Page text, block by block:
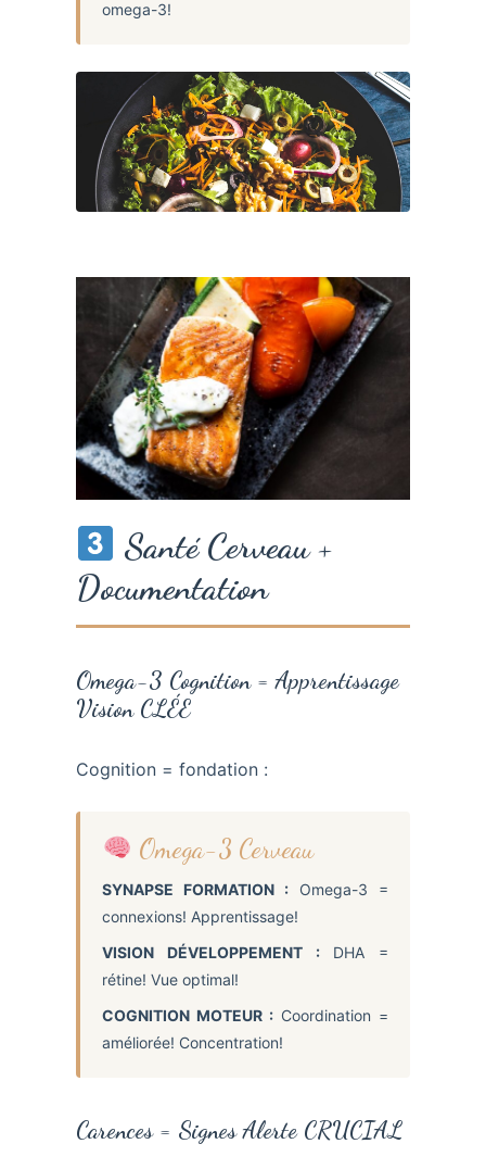
omega-3!
Santé Cerveau +
Documentation
Omega-3 Cognition = Apprentissage
Vision CLÉE
Cognition = fondation :
Omega-3 Cerveau
SYNAPSE FORMATION : Omega-3 =
connexions! Apprentissage!
VISION DÉVELOPPEMENT :DHA =
rétine! Vue optimal!
COGNITION MOTEUR : Coordination =
améliorée! Concentration!
Carences = Signes Alerte CRUCIAL